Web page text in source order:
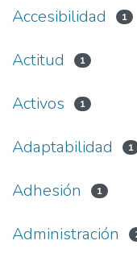
Accesibilidad 1
Actitud 1
Activos 1
Adaptabilidad 1
Adhesión 1
Administración